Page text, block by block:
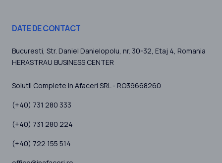
DATE DE CONTACT
Bucuresti, Str. Daniel Danielopolu, nr. 30-32, Etaj 4, Romania
HERASTRAU BUSINESS CENTER
Solutii Complete in Afaceri SRL - RO39668260
(+40) 731 280 333
(+40) 731 280 224
(+40) 722 155 514